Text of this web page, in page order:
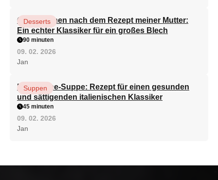
Quarkkuchen nach dem Rezept meiner Mutter:
Ein echter Klassiker für ein großes Blech
Desserts
90 minuten
09. 02. 2026
Jan
Minestrone-Suppe: Rezept für einen gesunden
und sättigenden italienischen Klassiker
Suppen
45 minuten
09. 02. 2026
Jan